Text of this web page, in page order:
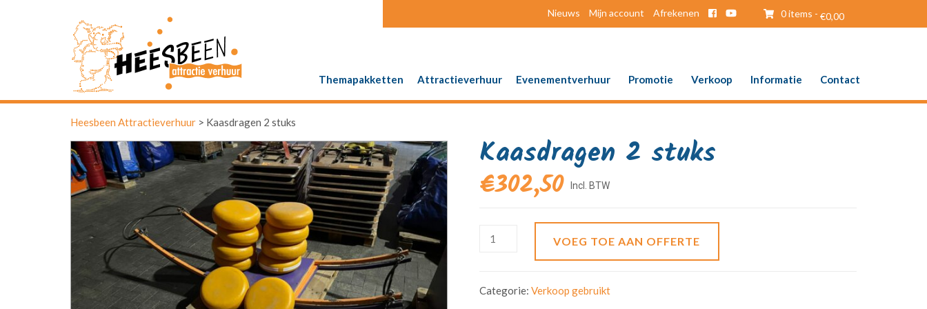
0 items - €0,00
Nieuws Mijn account Afrekenen
Themapakketten Attractieverhuur Evenementverhuur Promotie Verkoop Informatie Contact
Heesbeen Attractieverhuur > Kaasdragen 2 stuks
Kaasdragen 2 stuks
€302,50
VOEG TOE AAN OFFERTE
Categorie: Verkoop gebruikt